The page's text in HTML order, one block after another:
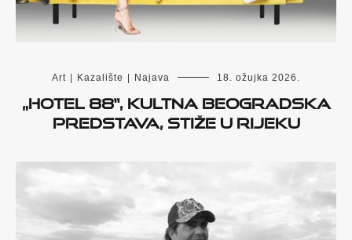
Art Kazalište Najava 18. ožujka 2026.
„Hotel 88“, kultna beogradska
predstava, stiže u Rijeku